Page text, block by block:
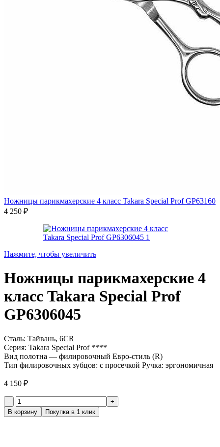
Ножницы парикмахерские 4 класс Takara Special Prof GP63160
4 250 ₽
Нажмите, чтобы увеличить
Ножницы парикмахерские 4
класс Takara Special Prof
GP6306045
Сталь: Тайвань, 6CR
Серия: Takara Special Prof ****
Вид полотна — филировочный Евро-стиль (R)
Тип филировочных зубцов: с просечкой Ручка: эргономичная
4 150 ₽
Количество
товара
Ножницы
В корзину Покупка в 1 клик